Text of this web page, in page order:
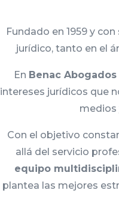
Fundado en 1959 y
jurídico, tanto en el
En Benac Abogados
intereses jurídicos que
medios
Con el objetivo
allá del servicio
equipo
plantea las mejores